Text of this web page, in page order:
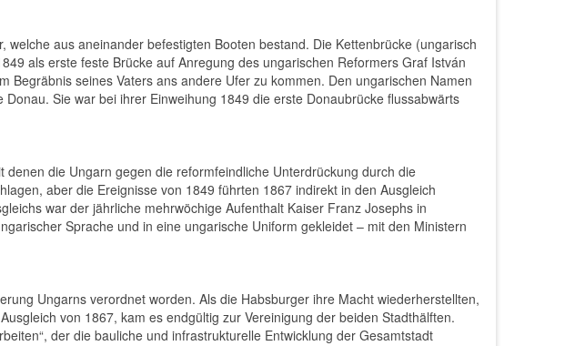
aus aneinander befestigten Booten bestand. Die Kettenbrücke (ungarisch
als erste feste Brücke auf Anregung des ungarischen Reformers Graf István
seines Vaters ans andere Ufer zu kommen. Den ungarischen Namen
Sie war bei ihrer Einweihung 1849 die erste Donaubrücke flussabwärts
die Ungarn gegen die reformfeindliche Unterdrückung durch die
aber die Ereignisse von 1849 führten 1867 indirekt in den Ausgleich
war der jährliche mehrwöchige Aufenthalt Kaiser Franz Josephs in
Sprache und in eine ungarische Uniform gekleidet – mit den Ministern
Ungarns verordnet worden. Als die Habsburger ihre Macht wiederherstellten,
von 1867, kam es endgültig zur Vereinigung der beiden Stadthälften.
der die bauliche und infrastrukturelle Entwicklung der Gesamtstadt